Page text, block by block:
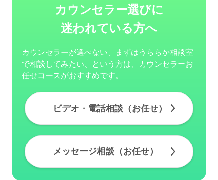
カウンセラー選びに
迷われている方へ
カウンセラーが選べない、まずはうららか相談室
で相談してみたい、という方は、カウンセラーお
任せコースがおすすめです。
ビデオ・電話相談（お任せ）
メッセージ相談（お任せ）